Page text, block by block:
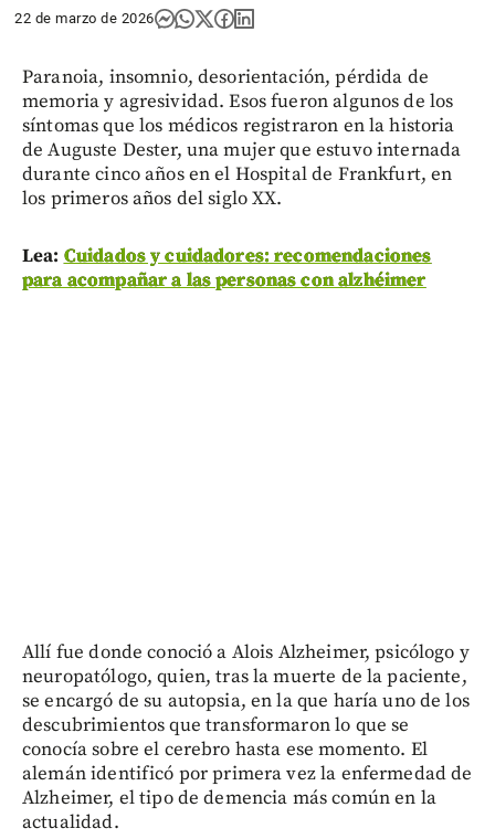
22 de marzo de 2026
Paranoia, insomnio, desorientación, pérdida de
memoria y agresividad. Esos fueron algunos de los
síntomas que los médicos registraron en la historia
de Auguste Dester, una mujer que estuvo internada
durante cinco años en el Hospital de Frankfurt, en
los primeros años del siglo XX.
Lea: Cuidados y cuidadores: recomendaciones
para acompañar a las personas con alzhéimer
Allí fue donde conoció a Alois Alzheimer, psicólogo y
neuropatólogo, quien, tras la muerte de la paciente,
se encargó de su autopsia, en la que haría uno de los
descubrimientos que transformaron lo que se
conocía sobre el cerebro hasta ese momento. El
alemán identificó por primera vez la enfermedad de
Alzheimer, el tipo de demencia más común en la
actualidad.